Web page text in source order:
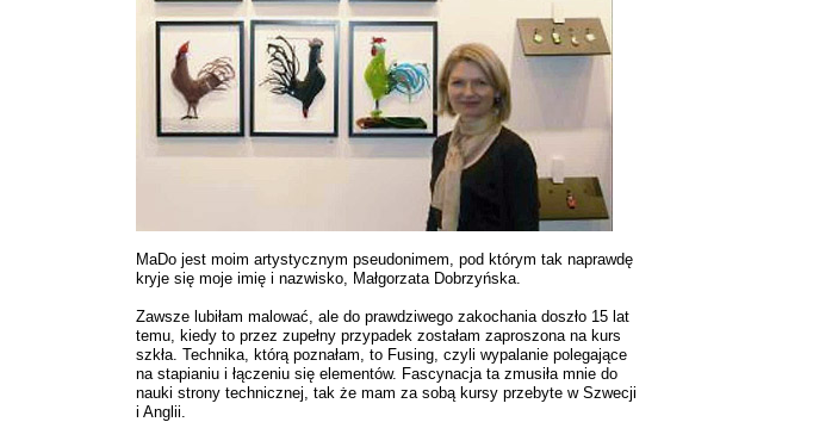
MaDo jest moim artystycznym pseudonimem, pod którym tak naprawdę
kryje się moje imię i nazwisko, Małgorzata Dobrzyńska.
Zawsze lubiłam malować, ale do prawdziwego zakochania doszło 15 lat
temu, kiedy to przez zupełny przypadek zostałam zaproszona na kurs
szkła. Technika, którą poznałam, to Fusing, czyli wypalanie polegające
na stapianiu i łączeniu się elementów. Fascynacja ta zmusiła mnie do
nauki strony technicznej, tak że mam za sobą kursy przebyte w Szwecji
i Anglii.